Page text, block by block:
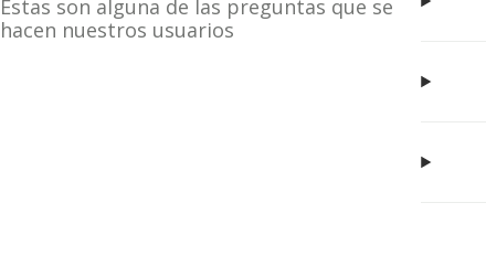
Estas son alguna de las preguntas que se
hacen nuestros usuarios